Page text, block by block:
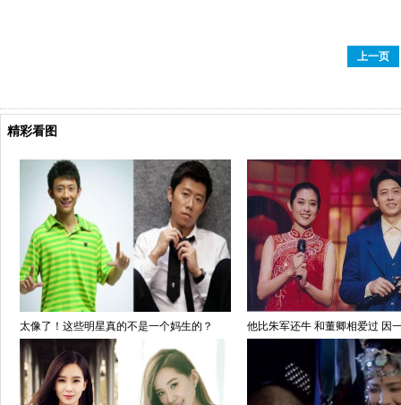
上一页
精彩看图
太像了！这些明星真的不是一个妈生的？ 他比朱军还牛 和董卿相爱过 因